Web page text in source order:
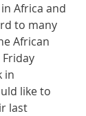
Africa and
to many
African
Friday
in
like to
last